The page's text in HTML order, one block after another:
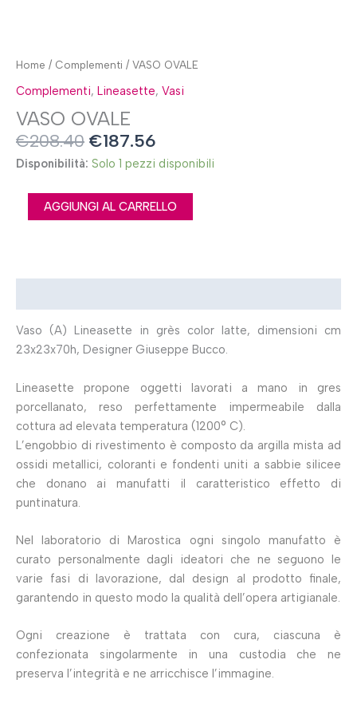
Home / Complementi / VASO OVALE
Complementi, Lineasette, Vasi
VASO OVALE
€208.40 €187.56
Disponibilità: Solo 1 pezzi disponibili
AGGIUNGI AL CARRELLO
Vaso (A) Lineasette in grès color latte, dimensioni cm
23x23x70h, Designer Giuseppe Bucco.
Lineasette propone oggetti lavorati a mano in gres
porcellanato, reso perfettamente impermeabile dalla
cottura ad elevata temperatura (1200° C).
L’engobbio di rivestimento è composto da argilla mista ad
ossidi metallici, coloranti e fondenti uniti a sabbie silicee
che donano ai manufatti il caratteristico effetto di
puntinatura.
Nel laboratorio di Marostica ogni singolo manufatto è
curato personalmente dagli ideatori che ne seguono le
varie fasi di lavorazione, dal design al prodotto finale,
garantendo in questo modo la qualità dell’opera artigianale.
Ogni creazione è trattata con cura, ciascuna è
confezionata singolarmente in una custodia che ne
preserva l’integrità e ne arricchisce l’immagine.